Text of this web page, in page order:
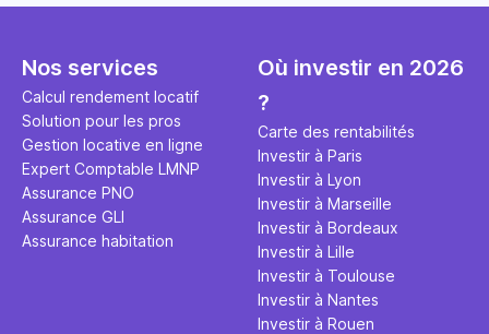
expliquons tout dans cet
règle
ce secret
l'argent
principale
études et
Nos services
Calcul rendement locatif
Solution pour les pros
Gestion locative en ligne
Expert Comptable LMNP
Assurance PNO
Assurance GLI
Assurance habitation
Où investir en 2026
?
Carte des rentabilités
Investir à Paris
Investir à Lyon
Investir à Marseille
Investir à Bordeaux
Investir à Lille
Investir à Toulouse
Investir à Nantes
Investir à Rouen